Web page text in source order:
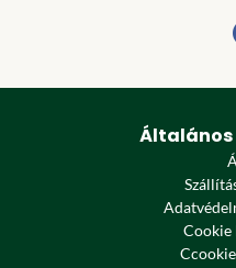
Cookie